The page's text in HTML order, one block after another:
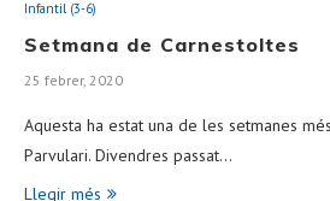
Infantil (3-6)
Setmana de Carnestoltes
25 febrer, 2020
Aquesta ha estat una de les setmanes
Parvulari. Divendres passat…
Llegir més